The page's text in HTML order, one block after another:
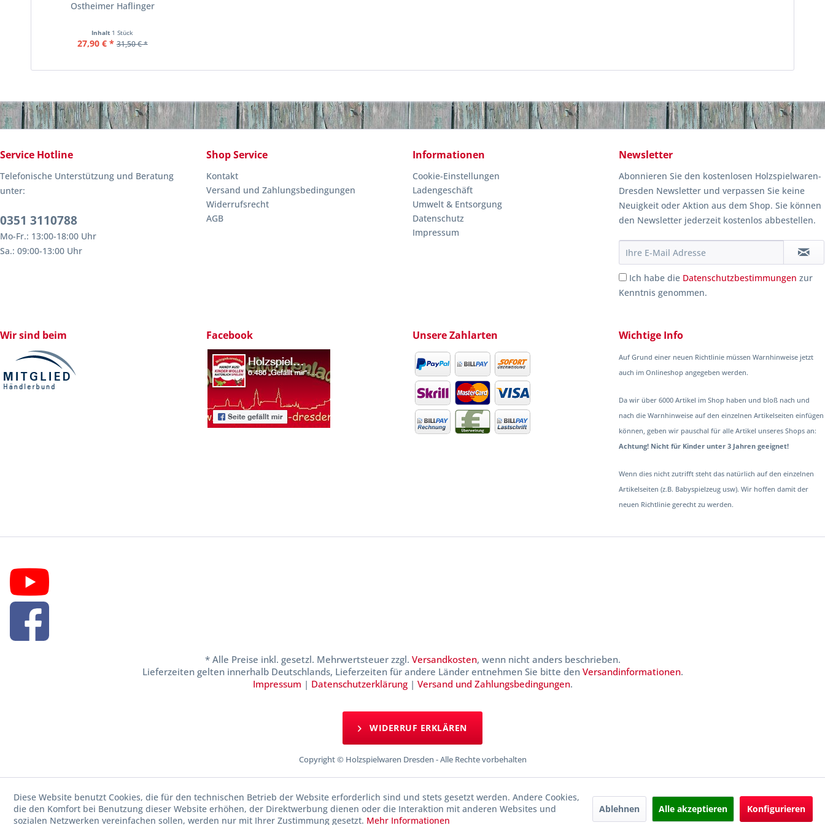
Ostheimer Haflinger
Inhalt 1 Stück
27,90 € * 31,50 € *
Service Hotline
Telefonische Unterstützung und Beratung
unter:
0351 3110788
Mo-Fr.: 13:00-18:00 Uhr
Sa.: 09:00-13:00 Uhr
Shop Service
Kontakt
Versand und Zahlungsbedingungen
Widerrufsrecht
AGB
Informationen
Cookie-Einstellungen
Ladengeschäft
Umwelt & Entsorgung
Datenschutz
Impressum
Newsletter
Abonnieren Sie den kostenlosen Holzspielwaren-
Dresden Newsletter und verpassen Sie keine
Neuigkeit oder Aktion aus dem Shop. Sie können
den Newsletter jederzeit kostenlos abbestellen.
Ich habe die Datenschutzbestimmungen zur
Kenntnis genommen.
Wir sind beim Facebook Unsere Zahlarten Wichtige Info
Auf Grund einer neuen Richtlinie müssen Warnhinweise jetzt
auch im Onlineshop angegeben werden.
Da wir über 6000 Artikel im Shop haben und bloß nach und
nach die Warnhinweise auf den einzelnen Artikelseiten einfügen
können, geben wir pauschal für alle Artikel unseres Shops an:
Achtung! Nicht für Kinder unter 3 Jahren geeignet!
Wenn dies nicht zutrifft steht das natürlich auf den einzelnen
Artikelseiten (z.B. Babyspielzeug usw). Wir hoffen damit der
neuen Richtlinie gerecht zu werden.
* Alle Preise inkl. gesetzl. Mehrwertsteuer zzgl. Versandkosten, wenn nicht anders beschrieben.
Lieferzeiten gelten innerhalb Deutschlands, Lieferzeiten für andere Länder entnehmen Sie bitte den Versandinformationen.
Impressum | Datenschutzerklärung| Versand und Zahlungsbedingungen.
WIDERRUF ERKLÄREN
Copyright © Holzspielwaren Dresden - Alle Rechte vorbehalten
Diese Website benutzt Cookies, die für den technischen Betrieb der Website erforderlich sind und stets gesetzt werden. Andere Cookies,
die den Komfort bei Benutzung dieser Website erhöhen, der Direktwerbung dienen oder die Interaktion mit anderen Websites und
sozialen Netzwerken vereinfachen sollen, werden nur mit Ihrer Zustimmung gesetzt. Mehr Informationen
Ablehnen Alle akzeptieren Konfigurieren